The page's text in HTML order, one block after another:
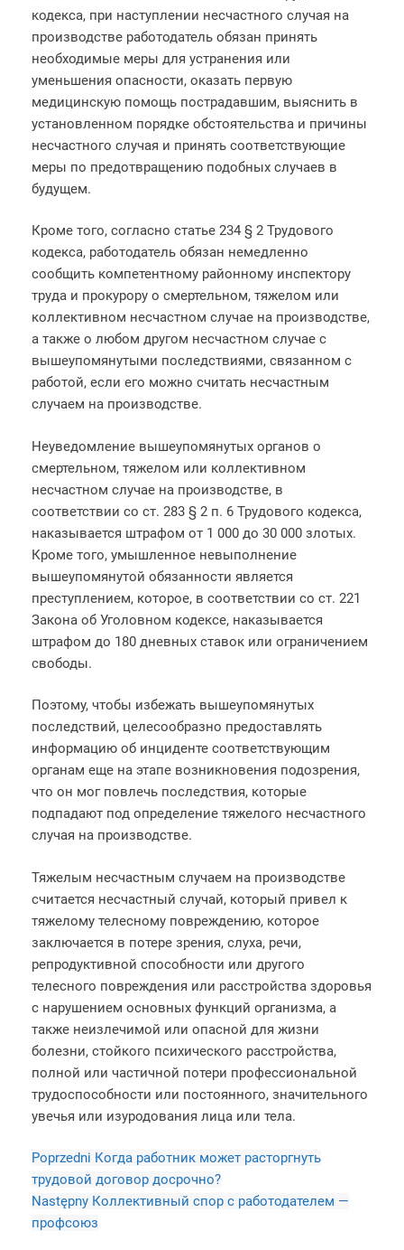
кодекса, при наступлении несчастного случая на
производстве работодатель обязан принять
необходимые меры для устранения или
уменьшения опасности, оказать первую
медицинскую помощь пострадавшим, выяснить в
установленном порядке обстоятельства и причины
несчастного случая и принять соответствующие
меры по предотвращению подобных случаев в
будущем.
Кроме того, согласно статье 234 § 2 Трудового
кодекса, работодатель обязан немедленно
сообщить компетентному районному инспектору
труда и прокурору о смертельном, тяжелом или
коллективном несчастном случае на производстве,
а также о любом другом несчастном случае с
вышеупомянутыми последствиями, связанном с
работой, если его можно считать несчастным
случаем на производстве.
Неуведомление вышеупомянутых органов о
смертельном, тяжелом или коллективном
несчастном случае на производстве, в
соответствии со ст. 283 § 2 п. 6 Трудового кодекса,
наказывается штрафом от 1 000 до 30 000 злотых.
Кроме того, умышленное невыполнение
вышеупомянутой обязанности является
преступлением, которое, в соответствии со ст. 221
Закона об Уголовном кодексе, наказывается
штрафом до 180 дневных ставок или ограничением
свободы.
Поэтому, чтобы избежать вышеупомянутых
последствий, целесообразно предоставлять
информацию об инциденте соответствующим
органам еще на этапе возникновения подозрения,
что он мог повлечь последствия, которые
подпадают под определение тяжелого несчастного
случая на производстве.
Тяжелым несчастным случаем на производстве
считается несчастный случай, который привел к
тяжелому телесному повреждению, которое
заключается в потере зрения, слуха, речи,
репродуктивной способности или другого
телесного повреждения или расстройства здоровья
с нарушением основных функций организма, а
также неизлечимой или опасной для жизни
болезни, стойкого психического расстройства,
полной или частичной потери профессиональной
трудоспособности или постоянного, значительного
увечья или изуродования лица или тела.
Poprzedni Когда работник может расторгнуть
трудовой договор досрочно?
Następny Коллективный спор с работодателем —
профсоюз